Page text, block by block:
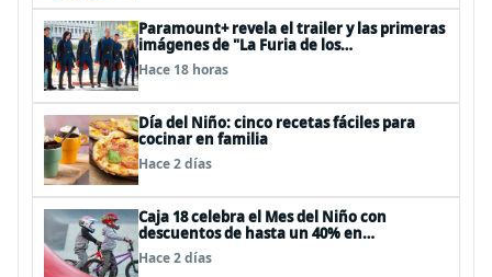
Paramount+ revela el trailer y las primeras
imágenes de "La Furia de los
Thundermans"
Hace 18 horas
Día del Niño: cinco recetas fáciles para
cocinar en familia
Hace 2 días
Caja 18 celebra el Mes del Niño con
descuentos de hasta un 40% en
panoramas, cine, shows y streaming
Hace 2 días